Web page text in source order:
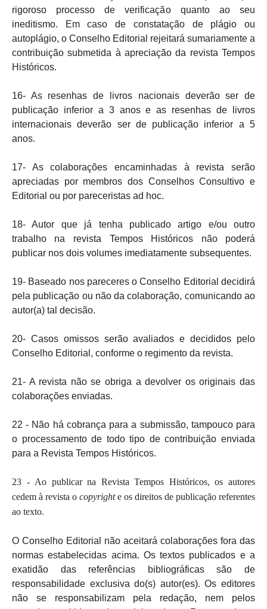
rigoroso processo de verificação quanto ao seu
ineditismo. Em caso de constatação de plágio ou
autoplágio, o Conselho Editorial rejeitará sumariamente a
contribuição submetida à apreciação da revista Tempos
Históricos.
16- As resenhas de livros nacionais deverão ser de
publicação inferior a 3 anos e as resenhas de livros
internacionais deverão ser de publicação inferior a 5
anos.
17- As colaborações encaminhadas à revista serão
apreciadas por membros dos Conselhos Consultivo e
Editorial ou por pareceristas ad hoc.
18- Autor que já tenha publicado artigo e/ou outro
trabalho na revista Tempos Históricos não poderá
publicar nos dois volumes imediatamente subsequentes.
19- Baseado nos pareceres o Conselho Editorial decidirá
pela publicação ou não da colaboração, comunicando ao
autor(a) tal decisão.
20- Casos omissos serão avaliados e decididos pelo
Conselho Editorial, conforme o regimento da revista.
21- A revista não se obriga a devolver os originais das
colaborações enviadas.
22 - Não há cobrança para a submissão, tampouco para
o processamento de todo tipo de contribuição enviada
para a Revista Tempos Históricos.
23 - Ao publicar na Revista Tempos Históricos, os autores
cedem à revista o copyrighte os direitos de publicação referentes
ao texto.
O Conselho Editorial não aceitará colaborações fora das
normas estabelecidas acima. Os textos publicados e a
exatidão das referências bibliográficas são de
responsabilidade exclusiva do(s) autor(es). Os editores
não se responsabilizam pela redação, nem pelos